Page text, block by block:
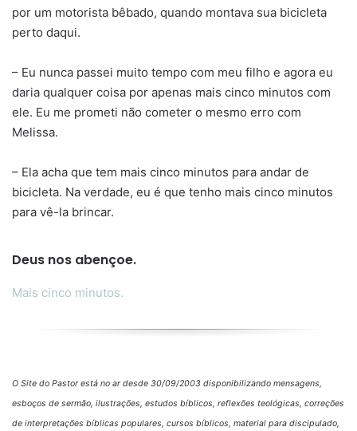
por um motorista bêbado, quando montava sua bicicleta
perto daqui.
– Eu nunca passei muito tempo com meu filho e agora eu
daria qualquer coisa por apenas mais cinco minutos com
ele. Eu me prometi não cometer o mesmo erro com
Melissa.
– Ela acha que tem mais cinco minutos para andar de
bicicleta. Na verdade, eu é que tenho mais cinco minutos
para vê-la brincar.
Deus nos abençoe.
Mais cinco minutos.
O Site do Pastor está no ar desde 30/09/2003 disponibilizando mensagens,
esboços de sermão, ilustrações, estudos bíblicos, reflexões teológicas, correções
de interpretações bíblicas populares, cursos bíblicos, material para discipulado,